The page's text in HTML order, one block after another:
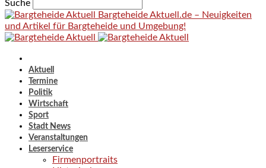
Suche
Bargteheide Aktuell.de – Neuigkeiten
und Artikel für Bargteheide und Umgebung!
Aktuell
Termine
Politik
Wirtschaft
Sport
Stadt News
Veranstaltungen
Leserservice
Firmenportraits